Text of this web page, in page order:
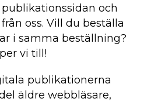
och
oss. Vill du beställa
i samma beställning?
vi till!
publikationerna
äldre webbläsare,